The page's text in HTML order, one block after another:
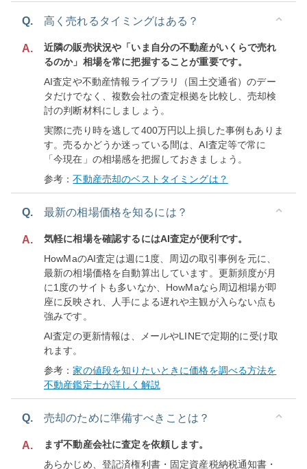
Q. 高く売れるタイミングはある？
A.
近隣の販売状況や「いま自分の不動産がいくらで売れ
るのか」相場を常に把握することが重要です。
AI査定や不動産情報ライブラリ（国土交通省）のデー
タだけでなく、複数会社の査定根拠を比較し、売却検
討の判断材料にしましょう。
実際に売り時を逃して400万円以上損した事例もありま
す。売るかどうか迷っている間は、AI査定等で常に
「今現在」の相場感を把握しておきましょう。
参考：不動産売却のベストタイミングは？
Q. 最新の相場価格を知るには？
A.
気軽に相場を確認するにはAI査定が便利です。
HowMaのAI査定は週に1度、周辺の取引事例を元に、
最新の相場価格を自動算出しています。更新頻度が月
に1度のサイトも多いなか、HowMaなら周辺相場が即
座に反映され、人手による遅れや主観が入らない点も
強みです。
AI査定の更新情報は、メールやLINEで定期的に受け取
れます。
参考：家の値段を知りたいときに価格を調べる方法を
不動産鑑定士が詳しく解説
Q. 売却のために準備すべきことは？
A.
まず不動産会社に査定を依頼します。
あらかじめ、登記済権利書・固定資産税納税通知書・